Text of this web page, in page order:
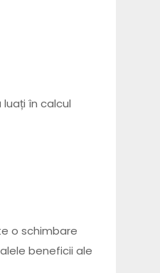
în calcul
o schimbare
beneficii ale